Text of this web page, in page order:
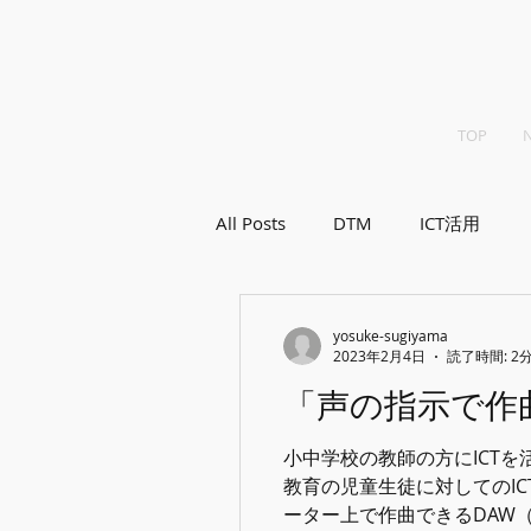
TOP
All Posts DTM ICT活用
「声の指示で
小中学校の教師の方にICT
教育の児童生徒に対しての
ーター上で作曲できるDAW
yosuke-sugiyama
2023年2月4日
読了時間: 2